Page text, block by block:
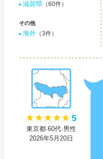
滋賀県 （60件）
その他
海外 （3件）
5
東京都·60代·男性
2026年5月20日